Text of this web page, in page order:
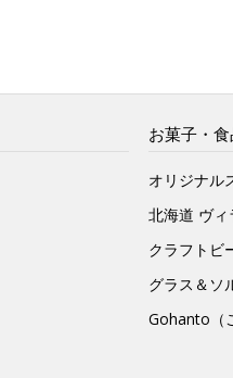
お菓子・
オリジナル
北海道 ヴィ
クラフトビ
グラス＆ソ
Gohanto（